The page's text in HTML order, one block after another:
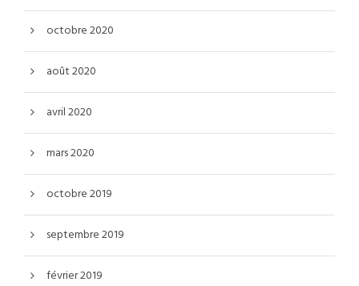
octobre 2020
août 2020
avril 2020
mars 2020
octobre 2019
septembre 2019
février 2019